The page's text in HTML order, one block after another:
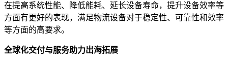
在提高系统性能、降低能耗、延长设备寿命，提升设备效率等
方面有更好的表现，满足物流设备对于稳定性、可靠性和效率
等方面的高要求。
全球化交付与服务助力出海拓展